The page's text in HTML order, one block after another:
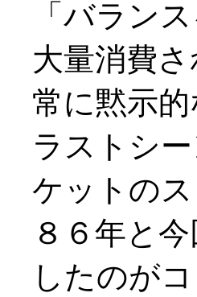
「バラン
大量消費
常に黙示
ラストシ
ケットの
８６年と
したのがコ